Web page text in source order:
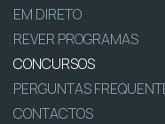
EM DIRETO
REVER PROGRAMAS
CONCURSOS
PERGUNTAS
CONTACTOS